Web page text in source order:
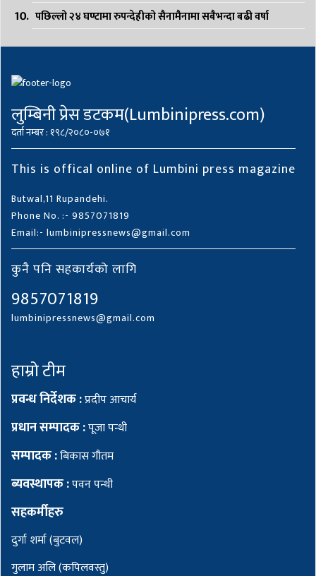
पछिल्लो २४ घण्टामा रुपन्देहीको सैनामैनामा सबैभन्दा बढी वर्षा
लुम्बिनी प्रेस डटकम(Lumbinipress.com)
दर्ता नम्बर : १९८/२०८०-०७१
This is offical online of Lumbini press magazine
Butwal,11 Rupandehi.
Phone No. :- 9857071819
Email:- lumbinipressnews@gmail.com
कुनै पनि सहकार्यको लागि
9857071819
lumbinipressnews@gmail.com
हाम्रो टीम
प्रवन्ध निर्देशक :प्रदीप आचार्य
प्रधान सम्पादक :पूजा पन्थी
सम्पादक :बिकास गौतम
ब्यवस्थापक :पवन पन्थी
सहकर्मीहरु
दुर्गा शर्मा (बुटवल)
गुलाम अलि (कपिलवस्तु)